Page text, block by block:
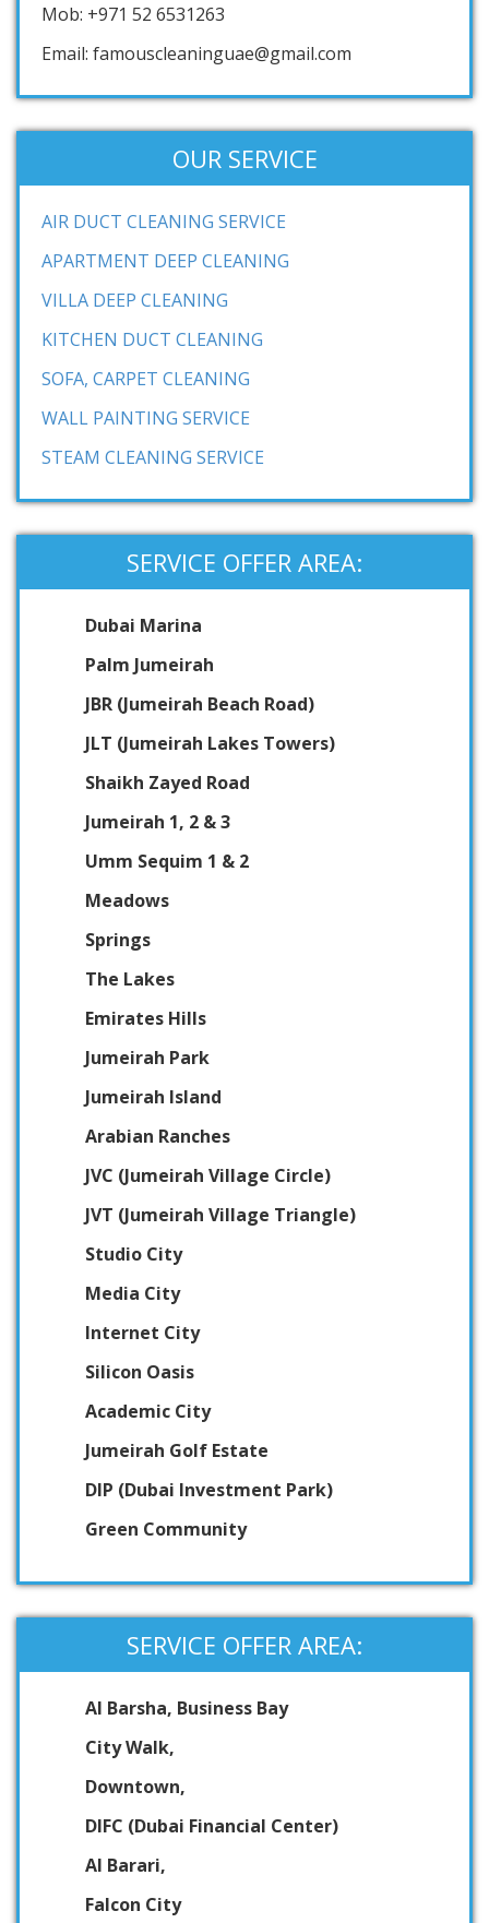
Mob: +971 52 6531263
Email: famouscleaninguae@gmail.com
OUR SERVICE
AIR DUCT CLEANING SERVICE
APARTMENT DEEP CLEANING
VILLA DEEP CLEANING
KITCHEN DUCT CLEANING
SOFA, CARPET CLEANING
WALL PAINTING SERVICE
STEAM CLEANING SERVICE
SERVICE OFFER AREA:
Dubai Marina
Palm Jumeirah
JBR (Jumeirah Beach Road)
JLT (Jumeirah Lakes Towers)
Shaikh Zayed Road
Jumeirah 1, 2 & 3
Umm Sequim 1 & 2
Meadows
Springs
The Lakes
Emirates Hills
Jumeirah Park
Jumeirah Island
Arabian Ranches
JVC (Jumeirah Village Circle)
JVT (Jumeirah Village Triangle)
Studio City
Media City
Internet City
Silicon Oasis
Academic City
Jumeirah Golf Estate
DIP (Dubai Investment Park)
Green Community
SERVICE OFFER AREA:
Al Barsha, Business Bay
City Walk,
Downtown,
DIFC (Dubai Financial Center)
Al Barari,
Falcon City